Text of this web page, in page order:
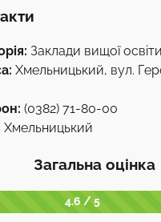
Заклади вищої освіти
Хмельницький, вул.
(0382) 71-80-00
Хмельницький
Загальна оцінка
4.6 / 5